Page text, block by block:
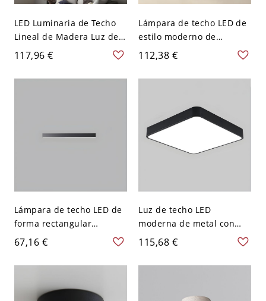
LED Luminaria de Techo
Lineal de Madera Luz de
Techo Simplista para
Cuarto - Blanco 110 A 120
V 59,69 cm
117,96 €
Lámpara de techo LED de
estilo moderno de
macarrón en forma
redonda para dormitorio -
Blanco 110 A 120 V 30,48
112,38 €
Lámpara de techo LED de
forma rectangular
moderna de aluminio con
1 luz para sala de estar y
dormitorio - Negro 110 A
67,16 €
Luz de techo LED
moderna de metal con
pantalla acrílica - Pantalla
blanca - 110 A 120 V 30,48
cm Negro Blanco
115,68 €